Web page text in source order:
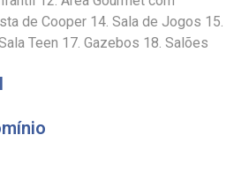
de Cooper 14. Sala de Jogos 15.
Teen 17. Gazebos 18. Salões